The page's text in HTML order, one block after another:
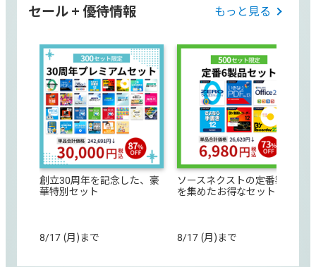
セール + 優待情報 もっと見る
創立30周年を記念した、豪
華特別セット
8/17 (月)まで
ソースネクストの定番製品
を集めたお得なセット
8/17 (月)まで